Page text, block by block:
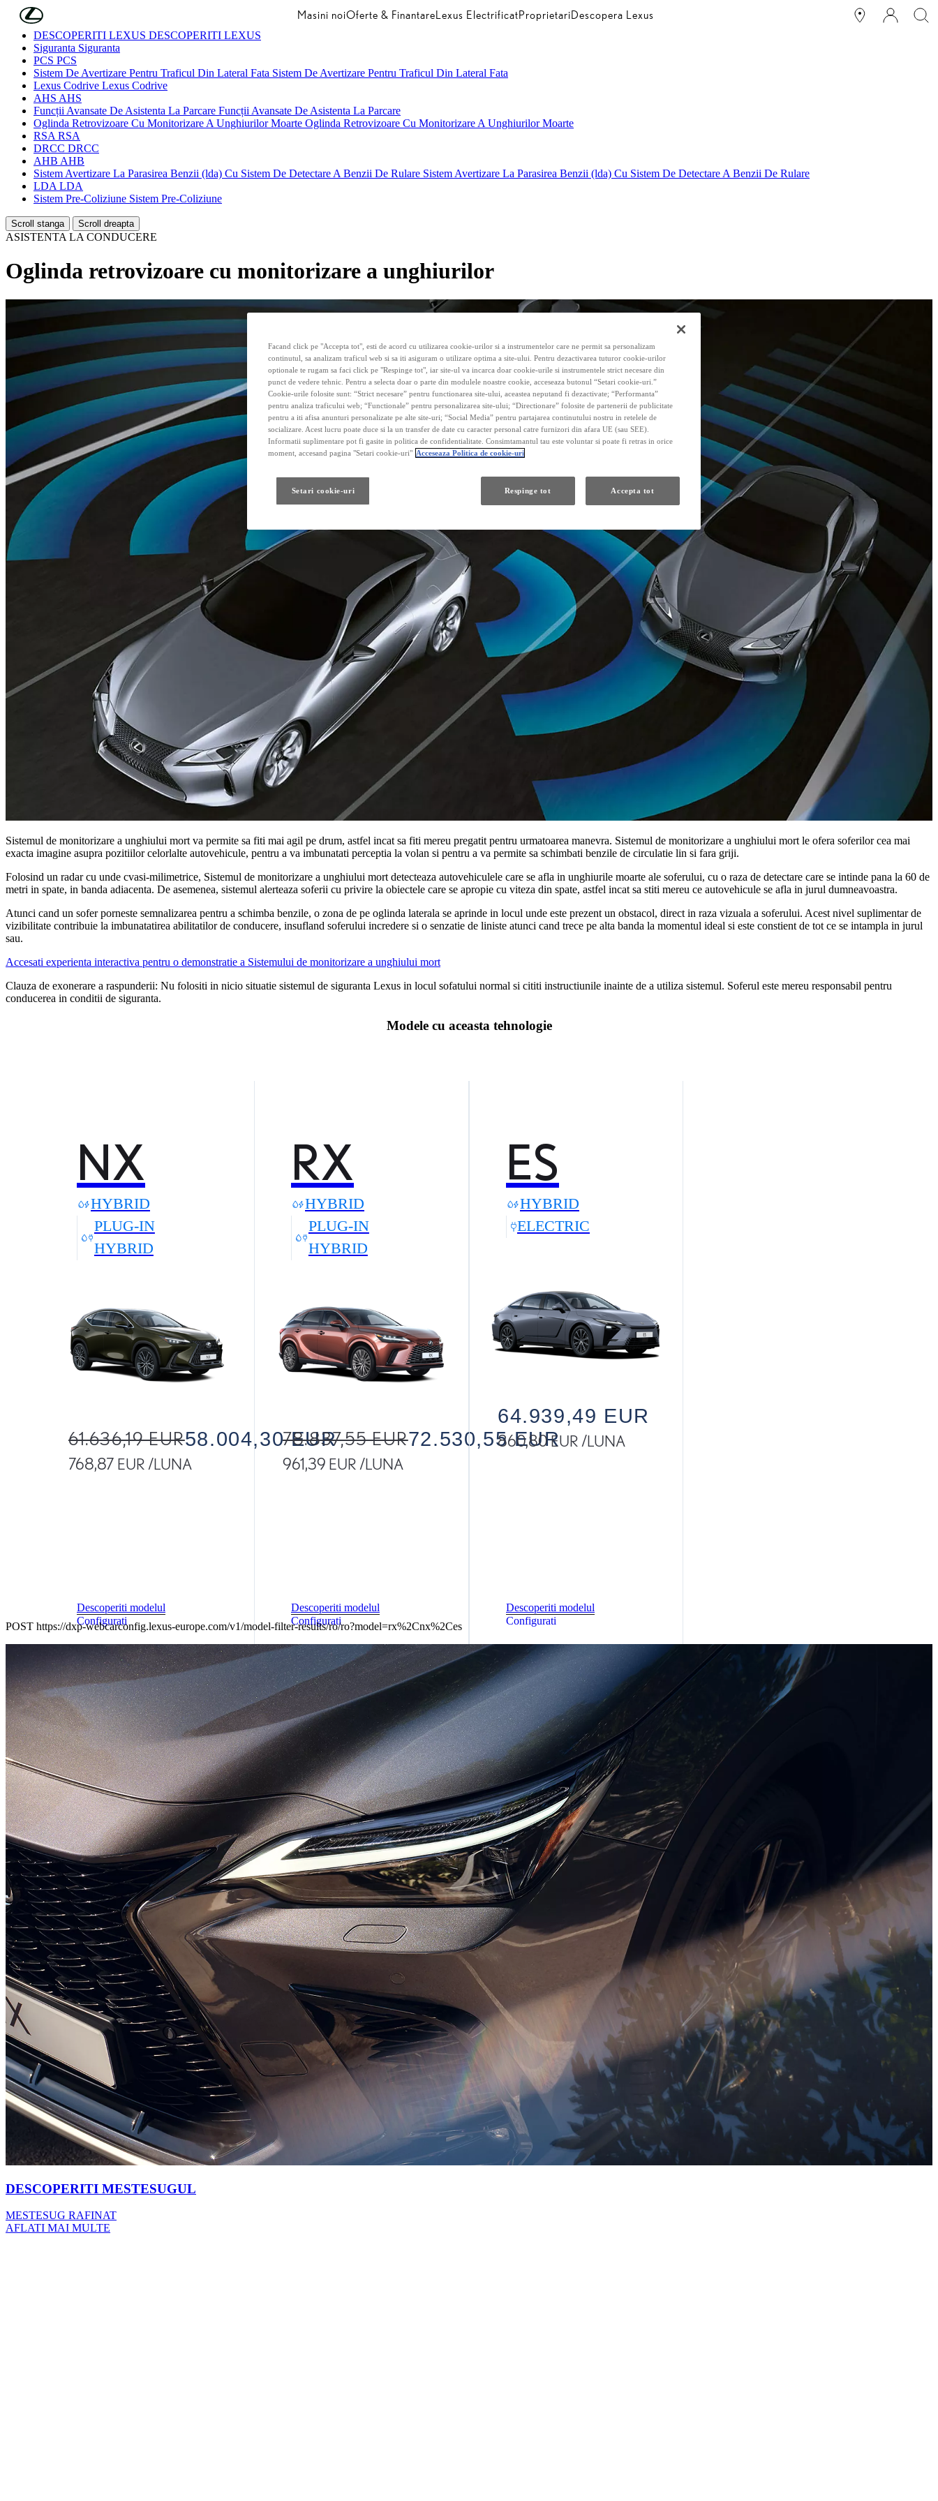
Skip to Main Content Masini noiOferte & FinantareLexus ElectrificatProprietariDescopera Lexus
DESCOPERITI LEXUS DESCOPERITI LEXUS
Siguranta Siguranta
PCS PCS
Sistem De Avertizare Pentru Traficul Din Lateral Fata Sistem De Avertizare Pentru Traficul Din Lateral Fata
Lexus Codrive Lexus Codrive
AHS AHS
Funcții Avansate De Asistenta La Parcare Funcții Avansate De Asistenta La Parcare
Oglinda Retrovizoare Cu Monitorizare A Unghiurilor Moarte Oglinda Retrovizoare Cu Monitorizare A Unghiurilor Moarte
RSA RSA
DRCC DRCC
AHB AHB
Sistem Avertizare La Parasirea Benzii (lda) Cu Sistem De Detectare A Benzii De Rulare Sistem Avertizare La Parasirea Benzii (lda) Cu Sistem De Detectare A Benzii De Rulare
LDA LDA
Sistem Pre-Coliziune Sistem Pre-Coliziune
Scroll stanga Scroll dreapta
ASISTENTA LA CONDUCERE
Oglinda retrovizoare cu monitorizare a unghiurilor
Sistemul de monitorizare a unghiului mort va permite sa fiti mai agil pe drum, astfel incat sa fiti mereu pregatit pentru urmatoarea manevra. Sistemul de monitorizare a unghiului mort le ofera soferilor cea mai
exacta imagine asupra pozitiilor celorlalte autovehicule, pentru a va imbunatati perceptia la volan si pentru a va permite sa schimbati benzile de circulatie lin si fara griji.
Folosind un radar cu unde cvasi-milimetrice, Sistemul de monitorizare a unghiului mort detecteaza autovehiculele care se afla in unghiurile moarte ale soferului, cu o raza de detectare care se intinde pana la 60 de
metri in spate, in banda adiacenta. De asemenea, sistemul alerteaza soferii cu privire la obiectele care se apropie cu viteza din spate, astfel incat sa stiti mereu ce autovehicule se afla in jurul dumneavoastra.
Atunci cand un sofer porneste semnalizarea pentru a schimba benzile, o zona de pe oglinda laterala se aprinde in locul unde este prezent un obstacol, direct in raza vizuala a soferului. Acest nivel suplimentar de
vizibilitate contribuie la imbunatatirea abilitatilor de conducere, insufland soferului incredere si o senzatie de liniste atunci cand trece pe alta banda la momentul ideal si este constient de tot ce se intampla in jurul
sau.
Accesati experienta interactiva pentru o demonstratie a Sistemului de monitorizare a unghiului mort
Clauza de exonerare a raspunderii: Nu folositi in nicio situatie sistemul de siguranta Lexus in locul sofatului normal si cititi instructiunile inainte de a utiliza sistemul. Soferul este mereu responsabil pentru
conducerea in conditii de siguranta.
Modele cu aceasta tehnologie
NX
HYBRID
PLUG-IN
HYBRID
61.636,19 EUR58.004,30 EUR
768,87 EUR /LUNA
Descoperiti modelul
Configurati
RX
HYBRID
PLUG-IN
HYBRID
78.837,55 EUR72.530,55 EUR
961,39 EUR /LUNA
Descoperiti modelul
Configurati
ES
HYBRID
ELECTRIC
64.939,49 EUR
860,80 EUR /LUNA
Descoperiti modelul
Configurati
POST https://dxp-webcarconfig.lexus-europe.com/v1/model-filter-results/ro/ro?model=rx%2Cnx%2Ces
DESCOPERITI MESTESUGUL
MESTESUG RAFINAT
AFLATI MAI MULTE
Facand click pe "Accepta tot", esti de acord cu utilizarea cookie-urilor si a instrumentelor care ne permit sa personalizam
continutul, sa analizam traficul web si sa iti asiguram o utilizare optima a site-ului. Pentru dezactivarea tuturor cookie-urilor
optionale te rugam sa faci click pe "Respinge tot", iar site-ul va incarca doar cookie-urile si instrumentele strict necesare din
punct de vedere tehnic. Pentru a selecta doar o parte din modulele noastre cookie, acceseaza butonul “Setari cookie-uri.”
Cookie-urile folosite sunt: “Strict necesare” pentru functionarea site-ului, aceastea neputand fi dezactivate; “Performanta”
pentru analiza traficului web; “Functionale” pentru personalizarea site-ului; “Directionare” folosite de partenerii de publicitate
pentru a iti afisa anunturi personalizate pe alte site-uri; “Social Media” pentru partajarea continutului nostru in retelele de
socializare. Acest lucru poate duce si la un transfer de date cu caracter personal catre furnizori din afara UE (sau SEE).
Informatii suplimentare pot fi gasite in politica de confidentialitate. Consimtamantul tau este voluntar si poate fi retras in orice
moment, accesand pagina "Setari cookie-uri" Acceseaza Politica de cookie-uri
Setari cookie-uri Respinge tot Accepta tot